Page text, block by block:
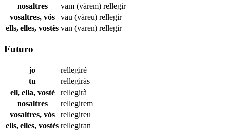
nosaltres
vam (vàrem) rellegir
vosaltres, vós
vau (vàreu) rellegir
ells, elles, vostès van (varen) rellegir
Futuro
jo
rellegiré
tu
rellegiràs
ell, ella, vostè
rellegirà
nosaltres
rellegirem
vosaltres, vós
rellegireu
ells, elles, vostès rellegiran